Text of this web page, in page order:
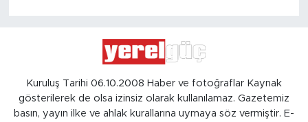
Kuruluş Tarihi 06.10.2008 Haber ve fotoğraflar Kaynak
gösterilerek de olsa izinsiz olarak kullanılamaz. Gazetemiz
basın, yayın ilke ve ahlak kurallarına uymaya söz vermiştir. E-